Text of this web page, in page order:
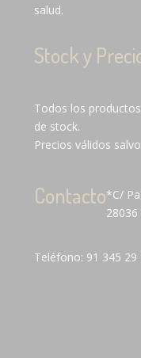
salud.
Stock y
Todos los
de stock.
Precios válidos
Contacto*C/
Teléfono: 91 345 29